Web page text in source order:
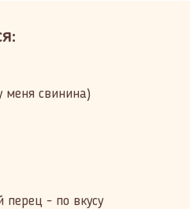
меня свинина)
перец - по вкусу